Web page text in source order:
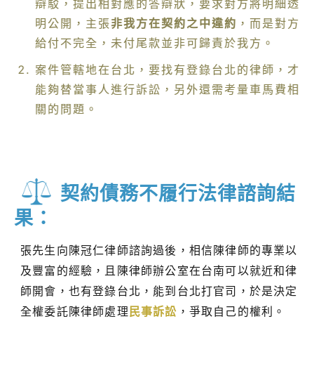
辯駁，提出相對應的答辯狀，要求對方將明細透
明公開，主張非我方在契約之中違約 ，而是對方
給付不完全，未付尾款並非可歸責於我方。
案件管轄地在台北，要找有登錄台北的律師，才
能夠替當事人進行訴訟，另外還需考量車馬費相
關的問題。
契約債務不履行法律諮詢結
果：
張先生向陳冠仁律師諮詢過後，相信陳律師的專業以
及豐富的經驗，且陳律師辦公室在台南可以就近和律
師開會，也有登錄台北，能到台北打官司，於是決定
全權委託陳律師處理 民事訴訟 ，爭取自己的權利。